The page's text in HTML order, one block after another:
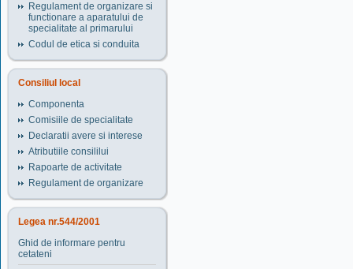
Regulament de organizare si
functionare a aparatului de
specialitate al primarului
Codul de etica si conduita
Consiliul local
Componenta
Comisiile de specialitate
Declaratii avere si interese
Atributiile consililui
Rapoarte de activitate
Regulament de organizare
Legea nr.544/2001
Ghid de informare pentru
cetateni